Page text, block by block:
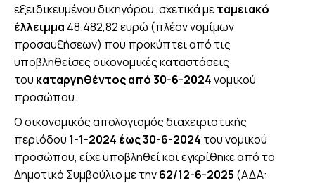
εξειδικευμένου δικηγόρου, σχετικά μεταμειακό
έλλειμμα 48.482,82 ευρώ (πλέον νομίμων
προσαυξήσεων) που προκύπτει από τις
υποβληθείσες οικονομικές καταστάσεις
του καταργηθέντος από 30-6-2024νομικού
προσώπου.
Ο οικονομικός απολογισμός διαχειριστικής
περιόδου 1-1-2024 έως 30-6-2024 του νομικού
προσώπου, είχε υποβληθεί και εγκρίθηκε από το
Δημοτικό Συμβούλιο με την62/12-6-2025 (ΑΔΑ: